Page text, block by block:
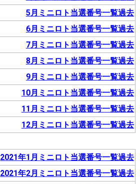
5月ミニロト当選番号一覧過去
6月ミニロト当選番号一覧過去
7月ミニロト当選番号一覧過去
8月ミニロト当選番号一覧過去
9月ミニロト当選番号一覧過去
10月ミニロト当選番号一覧過去
11月ミニロト当選番号一覧過去
12月ミニロト当選番号一覧過去
2021年1月ミニロト当選番号一覧過去
2021年2月ミニロト当選番号一覧過去